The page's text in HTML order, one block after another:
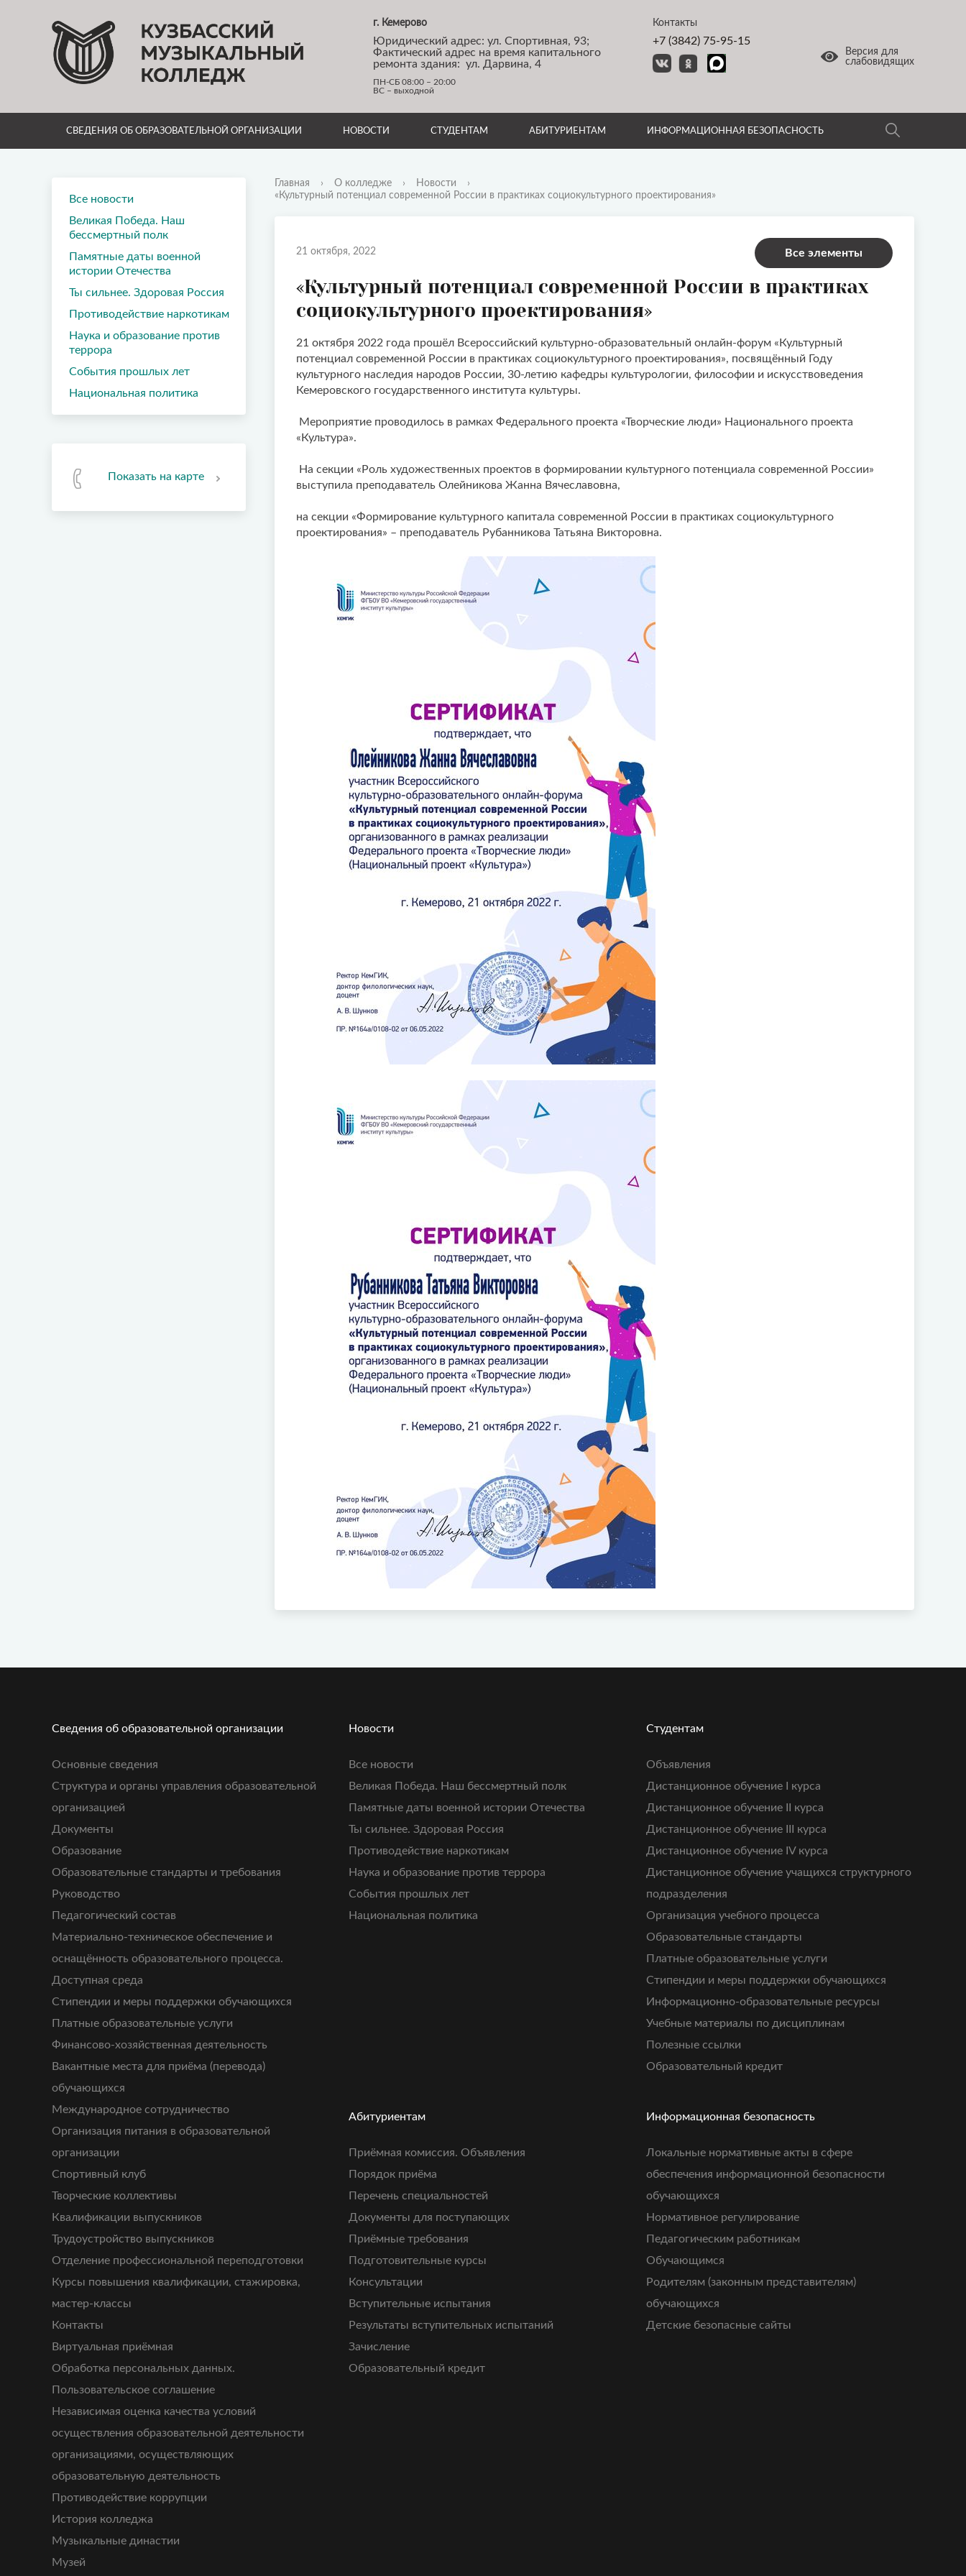
г. Кемерово
Юридический адрес: ул. Спортивная, 93;
Фактический адрес на время капитального
ремонта здания: ул. Дарвина, 4
ПН-СБ 08:00 – 20:00
ВС – выходной
Контакты
+7 (3842) 75-95-15
Версия для
слабовидящих
СВЕДЕНИЯ ОБ ОБРАЗОВАТЕЛЬНОЙ ОРГАНИЗАЦИИ НОВОСТИ СТУДЕНТАМ АБИТУРИЕНТАМ ИНФОРМАЦИОННАЯ БЕЗОПАСНОСТЬ
Все новости
Великая Победа. Наш
бессмертный полк
Памятные даты военной
истории Отечества
Ты сильнее. Здоровая Россия
Противодействие наркотикам
Наука и образование против
террора
События прошлых лет
Национальная политика
Показать на карте
Главная › О колледже › Новости
›
«Культурный потенциал современной России в практиках социокультурного проектирования»
21 октября, 2022 Все элементы
«Культурный потенциал современной России в практиках
социокультурного проектирования»
21 октября 2022 года прошёл Всероссийский культурно-образовательный онлайн-форум «Культурный
потенциал современной России в практиках социокультурного проектирования», посвящённый Году
культурного наследия народов России, 30-летию кафедры культурологии, философии и искусствоведения
Кемеровского государственного института культуры.
Мероприятие проводилось в рамках Федерального проекта «Творческие люди» Национального проекта
«Культура».
На секции «Роль художественных проектов в формировании культурного потенциала современной России»
выступила преподаватель Олейникова Жанна Вячеславовна,
на секции «Формирование культурного капитала современной России в практиках социокультурного
проектирования» – преподаватель Рубанникова Татьяна Викторовна.
Сведения об образовательной организации
Основные сведения
Структура и органы управления образовательной
организацией
Документы
Образование
Образовательные стандарты и требования
Руководство
Педагогический состав
Материально-техническое обеспечение и
оснащённость образовательного процесса.
Доступная среда
Стипендии и меры поддержки обучающихся
Платные образовательные услуги
Финансово-хозяйственная деятельность
Вакантные места для приёма (перевода)
обучающихся
Международное сотрудничество
Организация питания в образовательной
организации
Спортивный клуб
Творческие коллективы
Квалификации выпускников
Трудоустройство выпускников
Отделение профессиональной переподготовки
Курсы повышения квалификации, стажировка,
мастер-классы
Контакты
Виртуальная приёмная
Обработка персональных данных.
Пользовательское соглашение
Независимая оценка качества условий
осуществления образовательной деятельности
организациями, осуществляющих
образовательную деятельность
Противодействие коррупции
История колледжа
Музыкальные династии
Музей
Новости
Все новости
Великая Победа. Наш бессмертный полк
Памятные даты военной истории Отечества
Ты сильнее. Здоровая Россия
Противодействие наркотикам
Наука и образование против террора
События прошлых лет
Национальная политика
Студентам
Объявления
Дистанционное обучение I курса
Дистанционное обучение II курса
Дистанционное обучение III курса
Дистанционное обучение IV курса
Дистанционное обучение учащихся структурного
подразделения
Организация учебного процесса
Образовательные стандарты
Платные образовательные услуги
Стипендии и меры поддержки обучающихся
Информационно-образовательные ресурсы
Учебные материалы по дисциплинам
Полезные ссылки
Образовательный кредит
Абитуриентам
Приёмная комиссия. Объявления
Порядок приёма
Перечень специальностей
Документы для поступающих
Приёмные требования
Подготовительные курсы
Консультации
Вступительные испытания
Результаты вступительных испытаний
Зачисление
Образовательный кредит
Информационная безопасность
Локальные нормативные акты в сфере
обеспечения информационной безопасности
обучающихся
Нормативное регулирование
Педагогическим работникам
Обучающимся
Родителям (законным представителям)
обучающихся
Детские безопасные сайты